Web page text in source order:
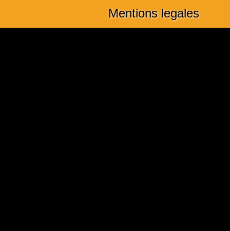
Mentions legales